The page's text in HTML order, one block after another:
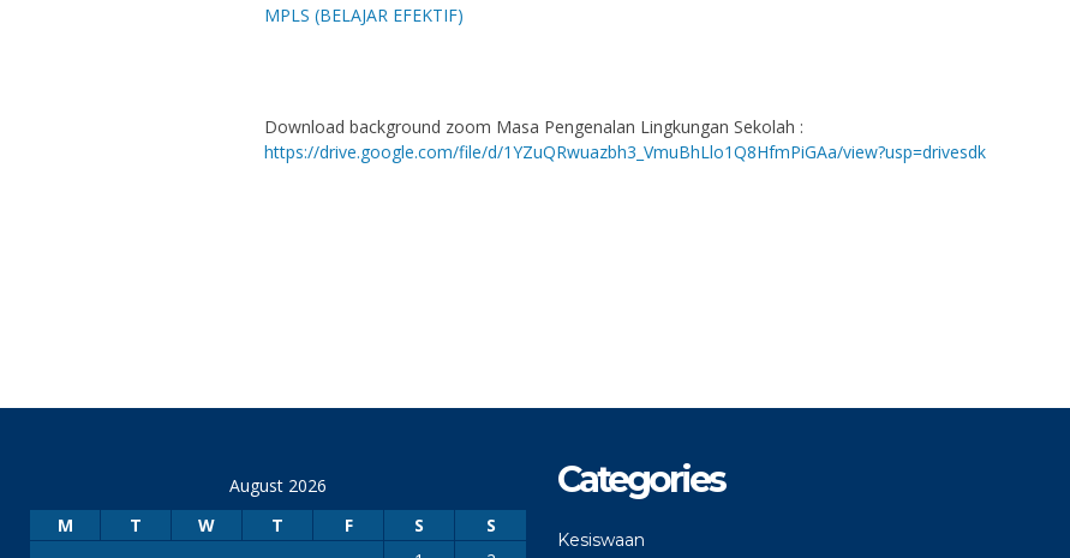
MPLS (BELAJAR EFEKTIF)
Download background zoom Masa Pengenalan Lingkungan Sekolah :
https://drive.google.com/file/d/1YZuQRwuazbh3_VmuBhLlo1Q8HfmPiGAa/view?usp=drivesdk
August 2026
M
T W T F S
S
Categories
Kesiswaan